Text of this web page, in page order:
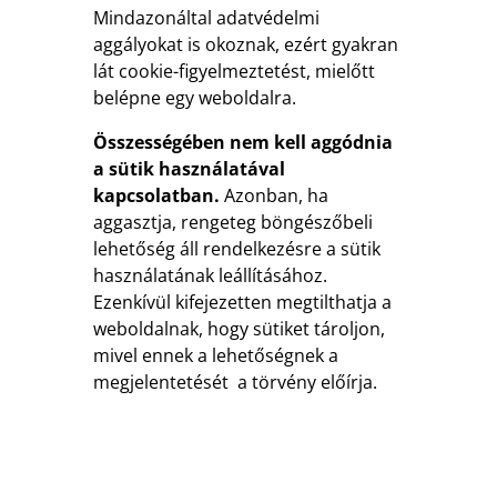
Mindazonáltal adatvédelmi
aggályokat is okoznak, ezért gyakran
lát cookie-figyelmeztetést, mielőtt
belépne egy weboldalra.
Összességében nem kell aggódnia
a sütik használatával
kapcsolatban. Azonban, ha
aggasztja, rengeteg böngészőbeli
lehetőség áll rendelkezésre a sütik
használatának leállításához.
Ezenkívül kifejezetten megtilthatja a
weboldalnak, hogy sütiket tároljon,
mivel ennek a lehetőségnek a
megjelentetését a törvény előírja.